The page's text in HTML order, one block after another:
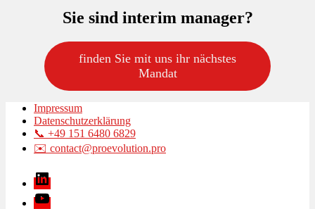
Sie sind interim manager?
finden Sie mit uns ihr nächstes
Mandat
Impressum
Datenschutzerklärung
📞 +49 151 6480 6829
✉️ contact@proevolution.pro
LinkedIn
Youtube